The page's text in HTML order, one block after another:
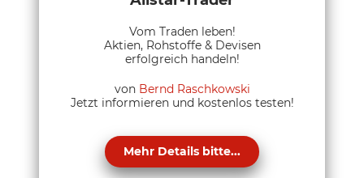
Vom Traden leben!
Aktien, Rohstoffe & Devisen
erfolgreich handeln!
von Bernd Raschkowski
Jetzt informieren und kostenlos testen!
Mehr Details bitte...